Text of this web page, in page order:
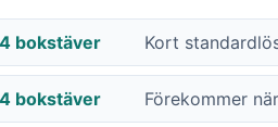
4 bokstäver Kort
4 bokstäver Förekommer